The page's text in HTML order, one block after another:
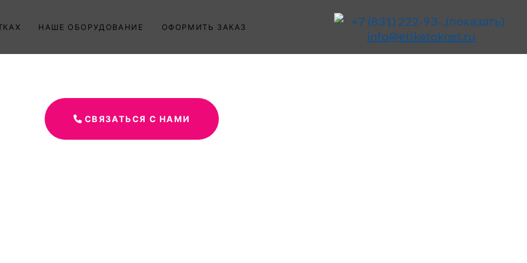
НАШЕ ОБОРУДОВАНИЕ ОФОРМИТЬ ЗАКАЗ +7 (831) 222-93-..(показать)
info@etiketoknet.ru
СВЯЗАТЬСЯ С НАМИ